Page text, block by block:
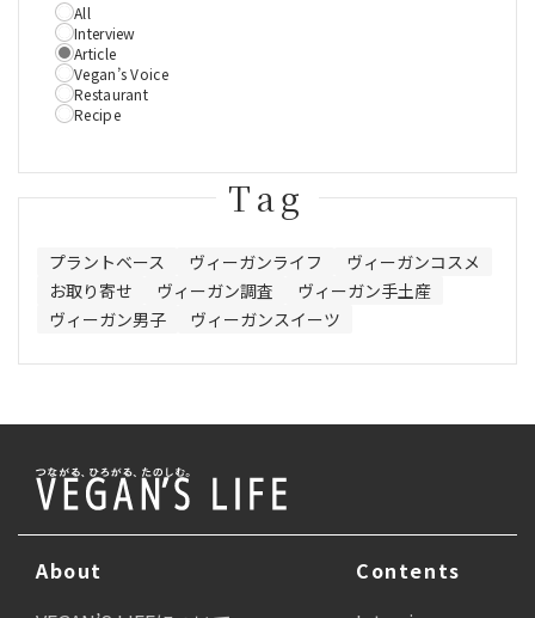
All
Interview
Article
Vegan’s Voice
Restaurant
Recipe
Tag
プラントベース ヴィーガンライフ
ヴィーガンコスメ
お取り寄せ
ヴィーガン調査
ヴィーガン手土産
ヴィーガン男子
ヴィーガンスイーツ
About
Contents